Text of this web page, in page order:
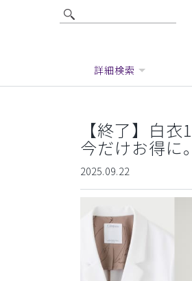
詳細検索
【終了】白
今だけお得に。
2025.09.22